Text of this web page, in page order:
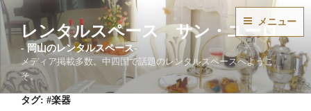
コ
ン
テ
ン
ツ
へ
レンタルスペース サン・ユーロ
メディア掲載多数。中四国で話題のレンタルスペースへようこ
そ。
メニュー
タグ: #楽器